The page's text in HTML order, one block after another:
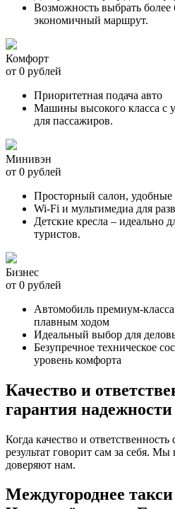
Возможность выбрать
экономичный маршрут.
Комфорт
от 0 рублей
Приоритетная подача авто
Машины высокого класса с
для пассажиров.
Минивэн
от 0 рублей
Просторный салон, удобные
Wi-Fi и мультимедиа для
Детские кресла – идеально
туристов.
Бизнес
от 0 рублей
Автомобиль премиум-
плавным ходом
Идеальный выбор для
Безупречное техническое
уровень комфорта
Качество и
гарантия
Когда качество и
результат говорит сам за себя.
доверяют нам.
Междугороднее такси